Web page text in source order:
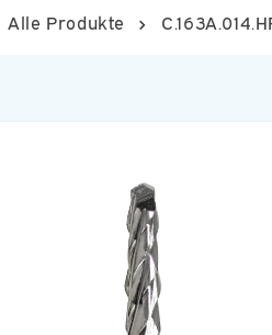
Alle Produkte